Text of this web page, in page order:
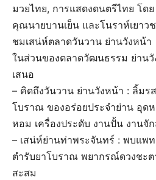
มวยไทย, การแสดงดนตรีไทย โด
คุณนายบานเย็น และโนราห์เยาว
ชมเสน่ห์ตลาดวันวาน ย่านวังหน้า
ในส่วนของตลาดวัฒนธรรม ย่านวั
เสนอ
– คิดถึงวันวาน ย่านวังหน้า : ลิ้มร
โบราณ ของอร่อยประจำย่าน อุด
หอม เครื่องประดับ งานปั้น งานจั
– เสน่ห์ย่านท่าพระจันทร์ : พบแพ
ตำรับยาโบราณ พยากรณ์ดวงชะต
สะสม